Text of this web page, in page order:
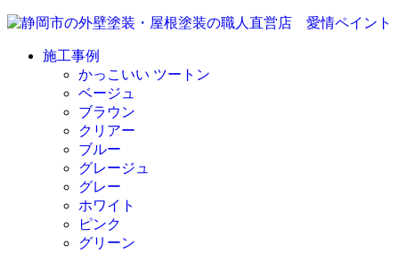
施工事例
かっこいい ツートン
ベージュ
ブラウン
クリアー
ブルー
グレージュ
グレー
ホワイト
ピンク
グリーン